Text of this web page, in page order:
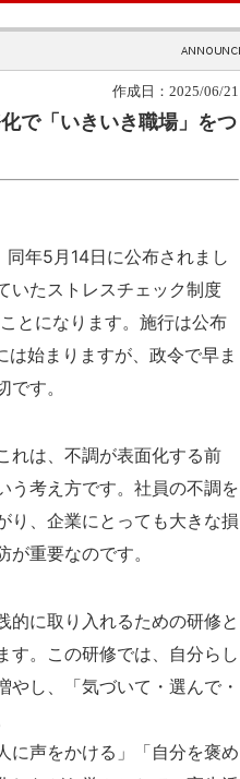
作成日：2025/06/21
で「いきいき職場」をつ
年5月14日に公布されまし
いたストレスチェック制度
とになります。施行は公布
は始まりますが、政令で早ま
す。
れは、不調が表面化する前
う考え方です。社員の不調を
り、企業にとっても大きな損
重要なのです。
的に取り入れるための研修と
す。この研修では、自分らし
し、「気づいて・選んで・
に声をかける」「自分を褒め